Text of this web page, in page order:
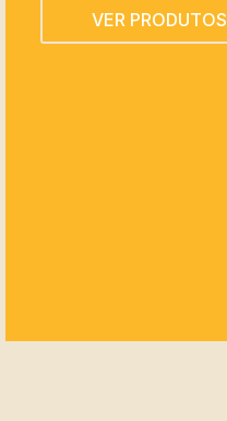
VER PRODUTOS